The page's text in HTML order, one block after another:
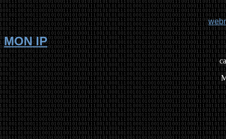
MON IP